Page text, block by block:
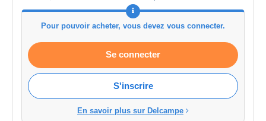
Pour pouvoir acheter, vous devez vous connecter.
Se connecter
S'inscrire
En savoir plus sur Delcampe